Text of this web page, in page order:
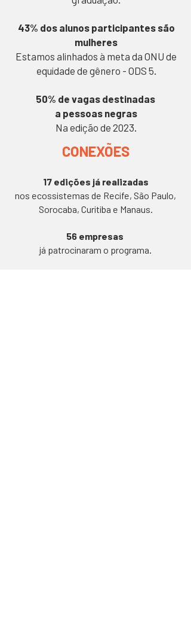
43% dos alunos participantes são
mulheres
Estamos alinhados à meta da ONU de
equidade de gênero - ODS 5.
50% de vagas destinadas
a pessoas negras
Na edição de 2023.
CONEXÕES
17 edições já realizadas
nos ecossistemas de Recife, São Paulo,
Sorocaba, Curitiba e Manaus.
56 empresas
já patrocinaram o programa.